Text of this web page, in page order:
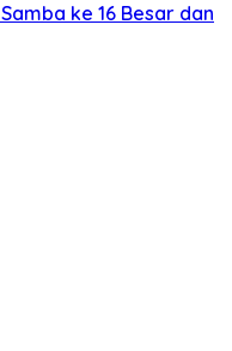
ke 16 Besar dan